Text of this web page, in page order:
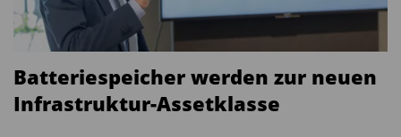
Batteriespeicher werden zur neuen
Infrastruktur-Assetklasse